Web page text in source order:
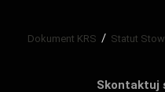
Dokument KRS Statut
Skontaktuj